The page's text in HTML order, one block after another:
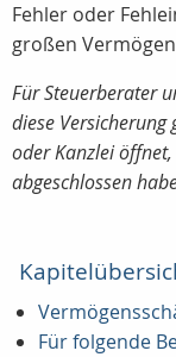
Fehler oder
großen
Für Steuerberater
diese Versicherung
oder Kanzlei
abgeschlossen
Für folgende